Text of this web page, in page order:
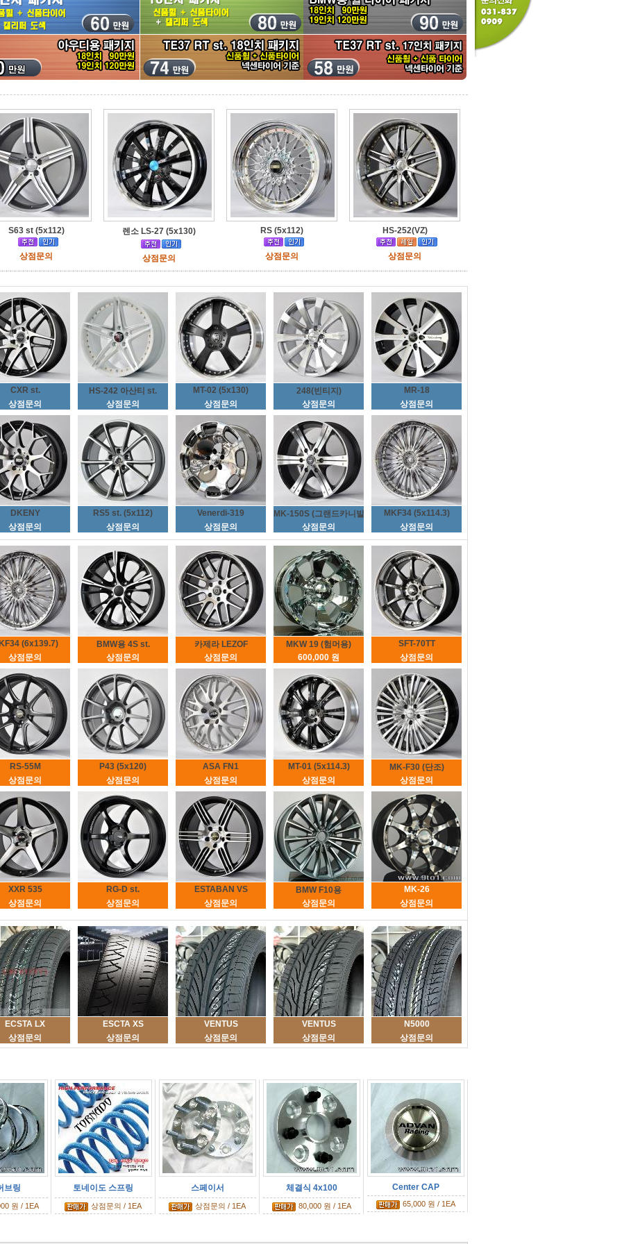
S63 st (5x112)
상점문의
렌소 LS-27 (5x130)
상점문의
RS (5x112)
상점문의
HS-252(VZ)
상점문의
CXR st.
상점문의
HS-242 아산티 st.
상점문의
MT-02 (5x130)
상점문의
248(빈티지)
상점문의
MR-18
상점문의
DKENY
상점문의
RS5 st. (5x112)
상점문의
Venerdi-319
상점문의
MK-150S (그랜드카니발)
상점문의
MKF34 (5x114.3)
상점문의
(6x139.7)
상점문의
BMW용 4S st.
상점문의
카제라 LEZOF
상점문의
MKW 19 (험머용)
600,000 원
SFT-70TT
상점문의
RS-55M
상점문의
P43 (5x120)
상점문의
ASA FN1
상점문의
MT-01 (5x114.3)
상점문의
MK-F30 (단조)
상점문의
XXR 535
상점문의
RG-D st.
상점문의
ESTABAN VS
상점문의
BMW F10용
상점문의
MK-26
상점문의
ECSTA LX
상점문의
ESCTA XS
상점문의
VENTUS
상점문의
VENTUS
상점문의
N5000
상점문의
브링
원 / 1EA
토네이도 스프링
상점문의 / 1EA
스페이서
상점문의 / 1EA
체결식 4x100
80,000 원 / 1EA
Center CAP
65,000 원 / 1EA